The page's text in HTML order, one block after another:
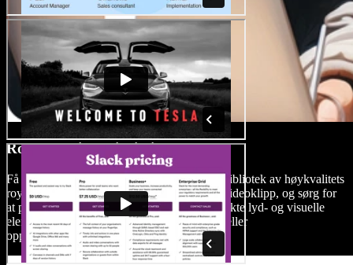
Royalty-Fri Mediebibliotek
Få tilgang til Speechify Studios omfattende bibliotek av høykvalitets
royaltyfri musikkfiler, lydeffekter, bilder og videoklipp, og sørg for
at produksjonene dine er ledsaget av de perfekte lyd- og visuelle
elementene uten bekymring for vannmerker eller
opphavsrettsbegrensninger.